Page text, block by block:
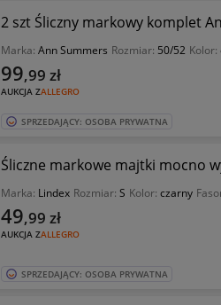
2 szt Śliczny markowy komplet
Marka: Ann Summers Rozmiar: 50/52 Kolor:
AUKCJA ZALLEGRO
99,99 zł
SPRZEDAJĄCY: OSOBA PRYWATNA
Śliczne markowe majtki mocno
Marka: Lindex Rozmiar: S Kolor: czarny
AUKCJA ZALLEGRO
49,99 zł
SPRZEDAJĄCY: OSOBA PRYWATNA